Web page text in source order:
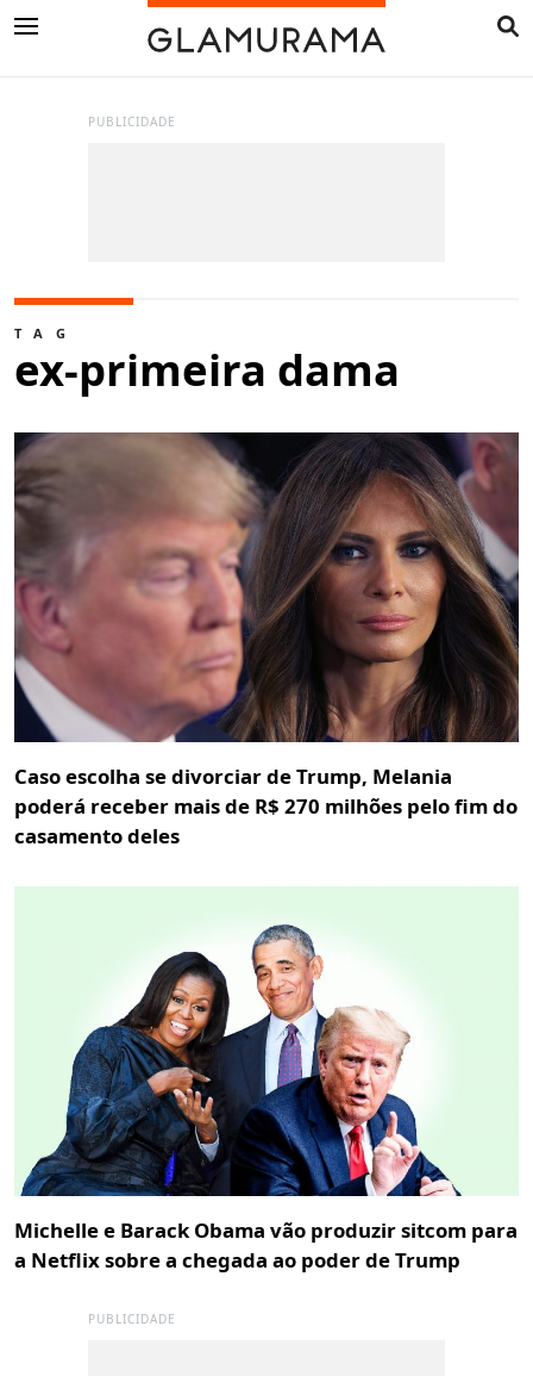
PUBLICIDADE
TAG
ex-primeira dama
Caso escolha se divorciar de Trump, Melania
poderá receber mais de R$ 270 milhões pelo fim do
casamento deles
Michelle e Barack Obama vão produzir sitcom para
a Netflix sobre a chegada ao poder de Trump
PUBLICIDADE